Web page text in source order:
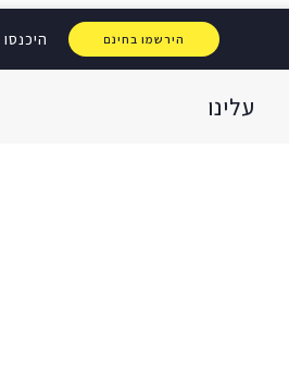
הירשמו בחינם היכנסו
עלינו